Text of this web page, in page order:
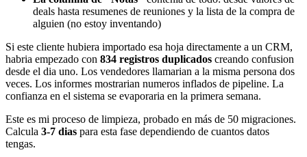
deals hasta resumenes de reuniones y la lista de la compra de
alguien (no estoy inventando)
Si este cliente hubiera importado esa hoja directamente a un CRM,
habria empezado con 834 registros duplicados creando confusion
desde el dia uno. Los vendedores llamarian a la misma persona dos
veces. Los informes mostrarian numeros inflados de pipeline. La
confianza en el sistema se evaporaria en la primera semana.
Este es mi proceso de limpieza, probado en más de 50 migraciones.
Calcula 3-7 dias para esta fase dependiendo de cuantos datos
tengas.